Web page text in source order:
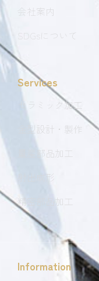
会社案内
SDGsについて
Services
セラミック加工
金型設計・製作
量産部品加工
射出成形
精密部品加工
Information